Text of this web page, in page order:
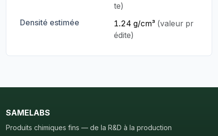
te)
Densité estimée
1.24 g/cm³ (valeur pr
édite)
SAMELABS
Produits chimiques fins — de la R&D à la production